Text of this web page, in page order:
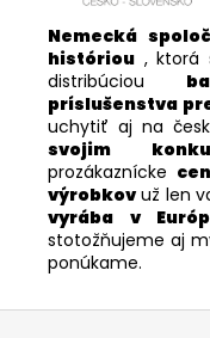
Nemecká
históriou , ktorá
distribúciou
príslušenstva
uchytiť aj na
svojim
prozákaznícke
výrobkovuž len
vyrába v
stotožňujeme aj
ponúkame.